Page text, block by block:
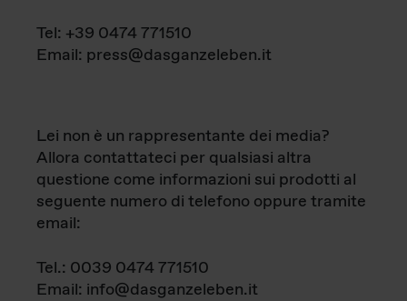
Tel: +39 0474 771510
Email: press@dasganzeleben.it
Lei non è un rappresentante dei media?
Allora contattateci per qualsiasi altra
questione come informazioni sui prodotti al
seguente numero di telefono oppure tramite
email:
Tel.: 0039 0474 771510
Email: info@dasganzeleben.it